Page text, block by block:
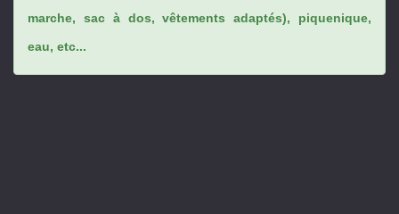
marche, sac à dos, vêtements adaptés), piquenique,
eau, etc...